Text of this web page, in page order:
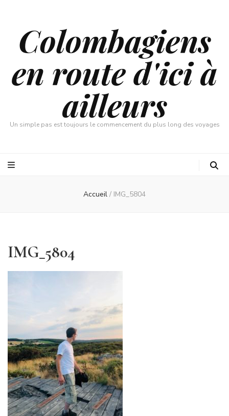
Colombagiens
en route d'ici à
ailleurs
Un simple pas est toujours le commencement du plus long des voyages
Accueil / IMG_5804
IMG_5804